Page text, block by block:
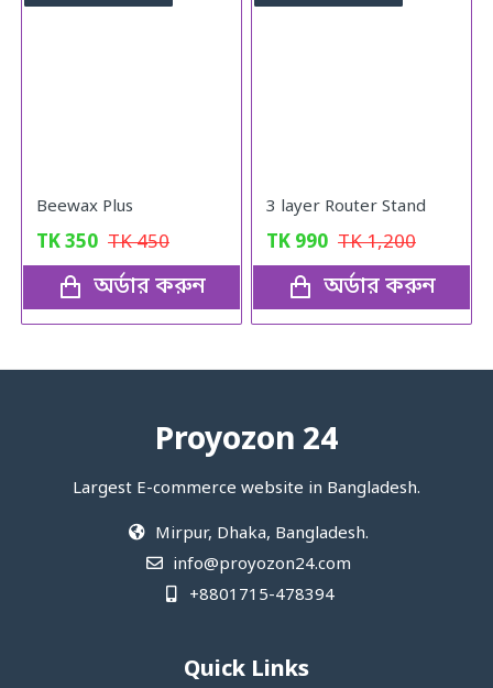
Beewax Plus
TK350 TK450
অর্ডার করুন
3 layer Router Stand
TK 990 TK1,200
অর্ডার করুন
Proyozon 24
Largest E-commerce website in Bangladesh.
Mirpur, Dhaka, Bangladesh.
info@proyozon24.com
+8801715-478394
Quick Links